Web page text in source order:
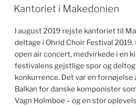
DEN
Kantoriet i Makedonien
I august 2019 rejste kantoriet til
deltage i Ohrid Choir Festival
open air concert, medvirkede i en
festivalens gejstlige spor og
konkurrence. Det var en
Balkan for danske komponister
Vagn Holmboe – og en stor